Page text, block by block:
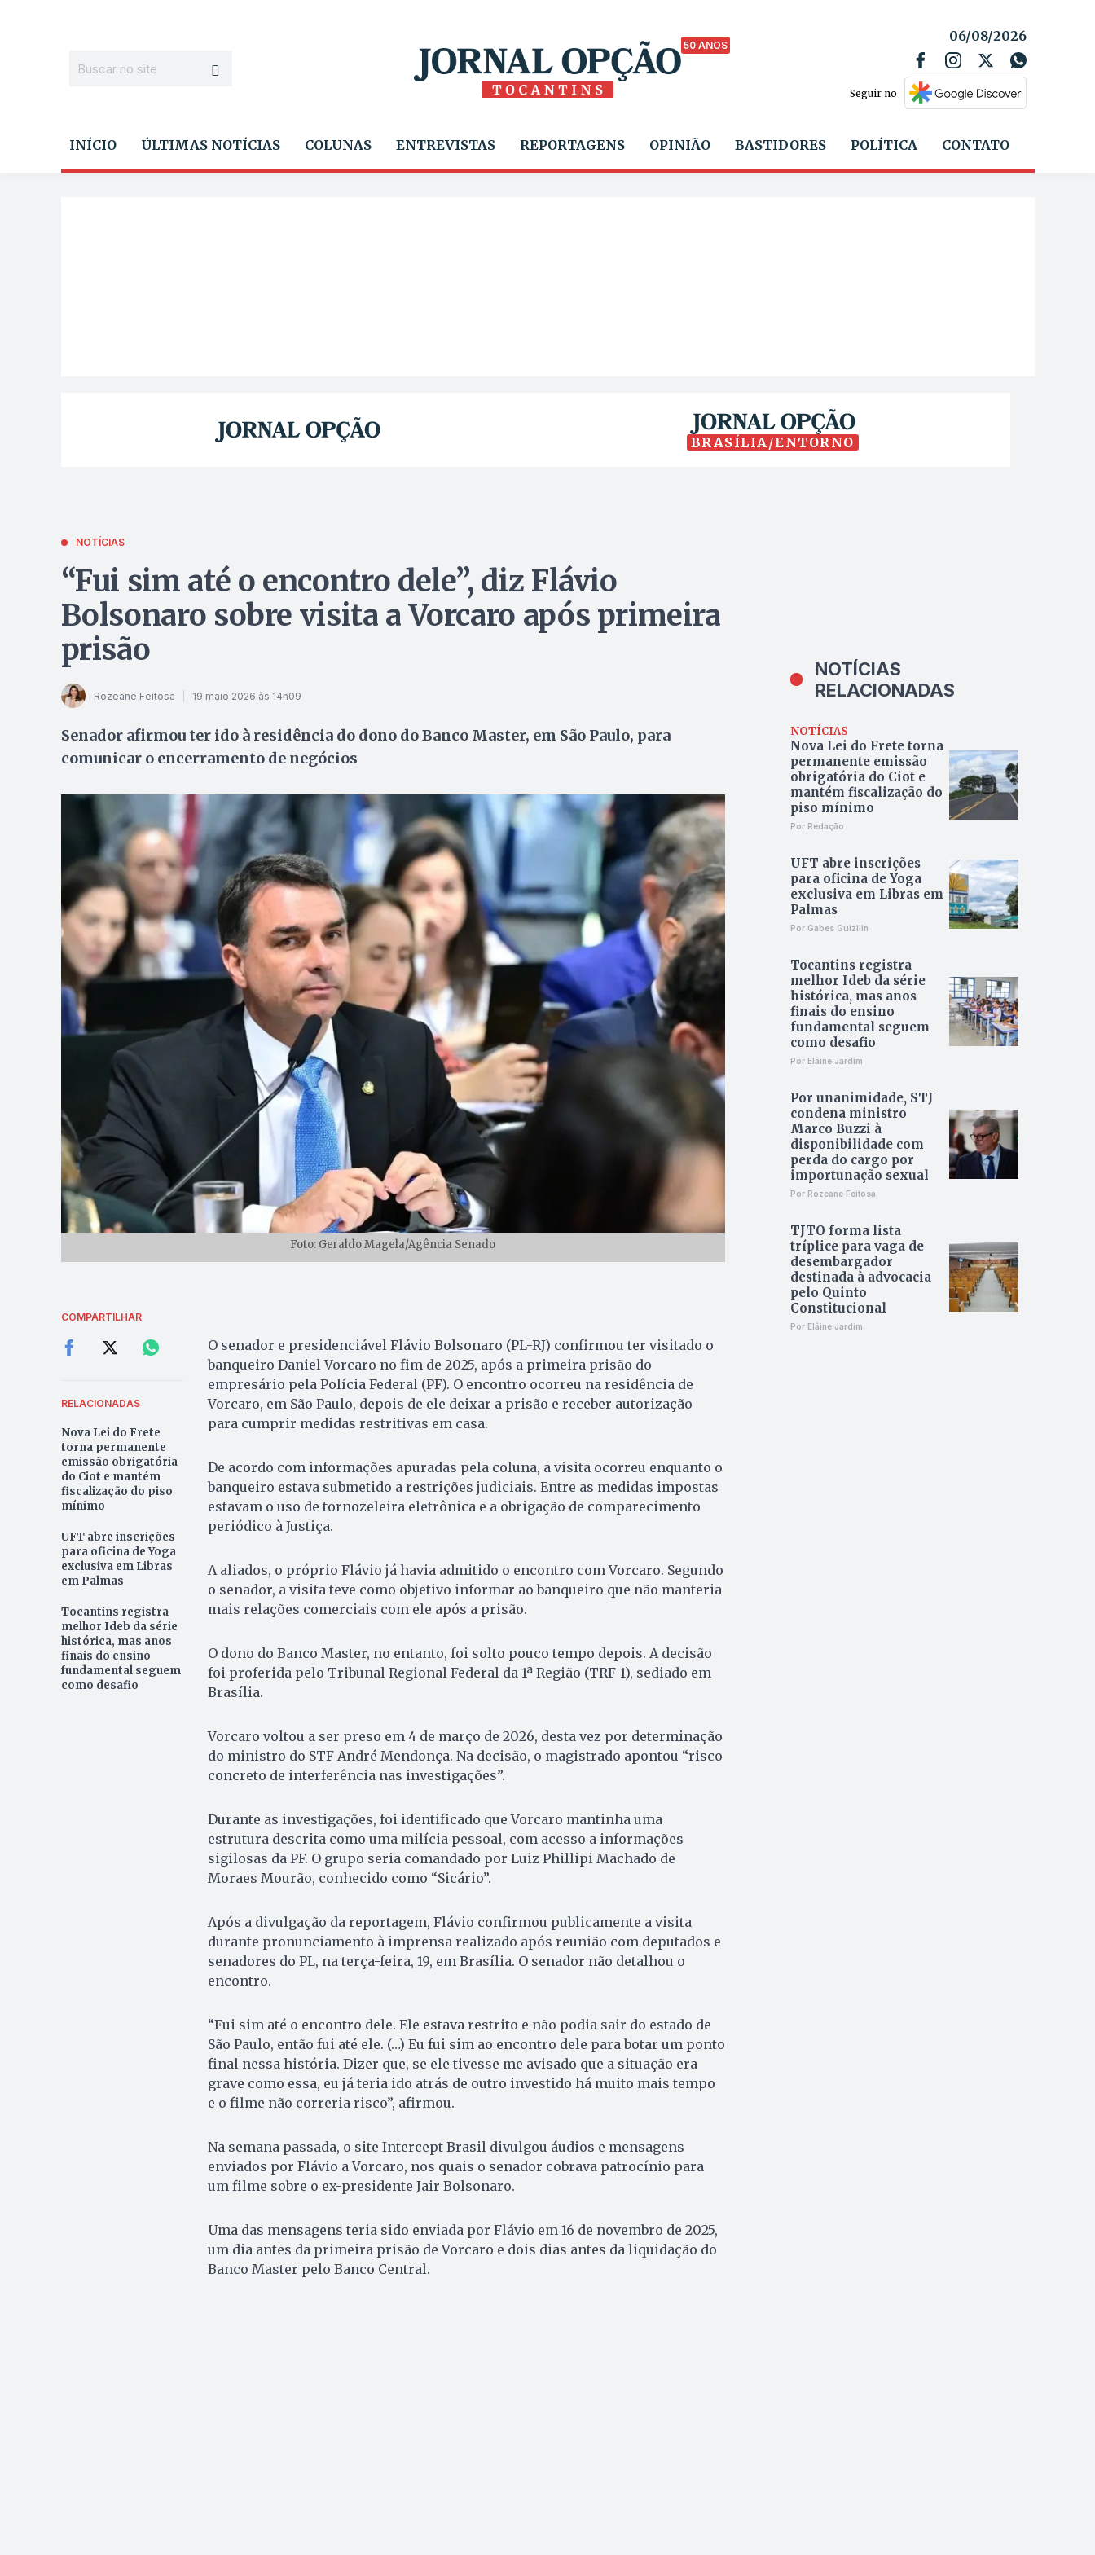
50 ANOS
06/08/2026
Seguir no
INÍCIO ÚLTIMAS NOTÍCIAS COLUNAS ENTREVISTAS REPORTAGENS OPINIÃO BASTIDORES POLÍTICA CONTATO
BRASÍLIA/ENTORNO
NOTÍCIAS
“Fui sim até o encontro dele”, diz Flávio
Bolsonaro sobre visita a Vorcaro após primeira
prisão
Rozeane Feitosa 19 maio 2026 às 14h09
Senador afirmou ter ido à residência do dono do Banco Master, em São Paulo, para
comunicar o encerramento de negócios
Foto: Geraldo Magela/Agência Senado
COMPARTILHAR
RELACIONADAS
Nova Lei do Frete
torna permanente
emissão obrigatória
do Ciot e mantém
fiscalização do piso
mínimo
UFT abre inscrições
para oficina de Yoga
exclusiva em Libras
em Palmas
Tocantins registra
melhor Ideb da série
histórica, mas anos
finais do ensino
fundamental seguem
como desafio
O senador e presidenciável Flávio Bolsonaro (PL-RJ) confirmou ter visitado o
banqueiro Daniel Vorcaro no fim de 2025, após a primeira prisão do
empresário pela Polícia Federal (PF). O encontro ocorreu na residência de
Vorcaro, em São Paulo, depois de ele deixar a prisão e receber autorização
para cumprir medidas restritivas em casa.
De acordo com informações apuradas pela coluna, a visita ocorreu enquanto o
banqueiro estava submetido a restrições judiciais. Entre as medidas impostas
estavam o uso de tornozeleira eletrônica e a obrigação de comparecimento
periódico à Justiça.
A aliados, o próprio Flávio já havia admitido o encontro com Vorcaro. Segundo
o senador, a visita teve como objetivo informar ao banqueiro que não manteria
mais relações comerciais com ele após a prisão.
O dono do Banco Master, no entanto, foi solto pouco tempo depois. A decisão
foi proferida pelo Tribunal Regional Federal da 1ª Região (TRF-1), sediado em
Brasília.
Vorcaro voltou a ser preso em 4 de março de 2026, desta vez por determinação
do ministro do STF André Mendonça. Na decisão, o magistrado apontou “risco
concreto de interferência nas investigações”.
Durante as investigações, foi identificado que Vorcaro mantinha uma
estrutura descrita como uma milícia pessoal, com acesso a informações
sigilosas da PF. O grupo seria comandado por Luiz Phillipi Machado de
Moraes Mourão, conhecido como “Sicário”.
Após a divulgação da reportagem, Flávio confirmou publicamente a visita
durante pronunciamento à imprensa realizado após reunião com deputados e
senadores do PL, na terça-feira, 19, em Brasília. O senador não detalhou o
encontro.
“Fui sim até o encontro dele. Ele estava restrito e não podia sair do estado de
São Paulo, então fui até ele. (…) Eu fui sim ao encontro dele para botar um ponto
final nessa história. Dizer que, se ele tivesse me avisado que a situação era
grave como essa, eu já teria ido atrás de outro investido há muito mais tempo
e o filme não correria risco”, afirmou.
Na semana passada, o site Intercept Brasil divulgou áudios e mensagens
enviados por Flávio a Vorcaro, nos quais o senador cobrava patrocínio para
um filme sobre o ex-presidente Jair Bolsonaro.
Uma das mensagens teria sido enviada por Flávio em 16 de novembro de 2025,
um dia antes da primeira prisão de Vorcaro e dois dias antes da liquidação do
Banco Master pelo Banco Central.
NOTÍCIAS
RELACIONADAS
NOTÍCIAS
Nova Lei do Frete torna
permanente emissão
obrigatória do Ciot e
mantém fiscalização do
piso mínimo
Por Redação
UFT abre inscrições
para oficina de Yoga
exclusiva em Libras em
Palmas
Por Gabes Guizilin
Tocantins registra
melhor Ideb da série
histórica, mas anos
finais do ensino
fundamental seguem
como desafio
Por Elâine Jardim
Por unanimidade, STJ
condena ministro
Marco Buzzi à
disponibilidade com
perda do cargo por
importunação sexual
Por Rozeane Feitosa
TJTO forma lista
tríplice para vaga de
desembargador
destinada à advocacia
pelo Quinto
Constitucional
Por Elâine Jardim